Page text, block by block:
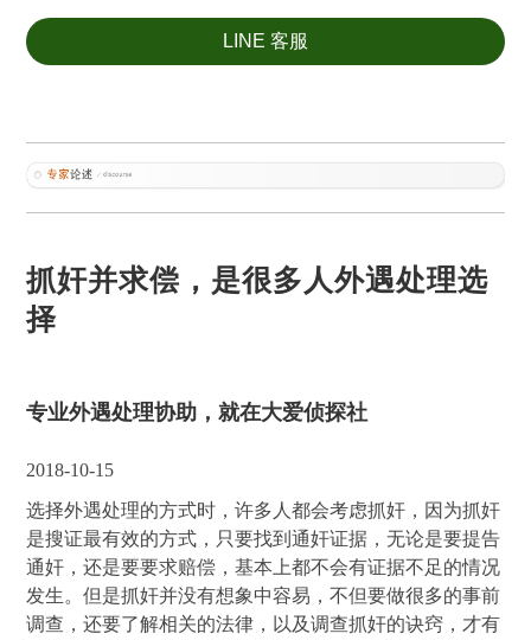
LINE 客服
抓奸并求偿，是很多人外遇处理选
择
专业外遇处理协助，就在大爱侦探社
2018-10-15
选择外遇处理的方式时，许多人都会考虑抓奸，因为抓奸
是搜证最有效的方式，只要找到通奸证据，无论是要提告
通奸，还是要要求赔偿，基本上都不会有证据不足的情况
发生。但是抓奸并没有想象中容易，不但要做很多的事前
调查，还要了解相关的法律，以及调查抓奸的诀窍，才有